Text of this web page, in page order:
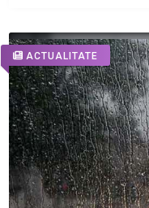
ACTUALITATE